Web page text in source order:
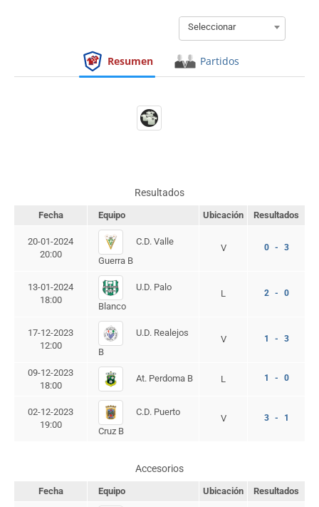
Seleccionar
Resumen Partidos
Resultados
Fecha Equipo Ubicación Resultados
20-01-2024
20:00
C.D. Valle
Guerra B
V 0 - 3
13-01-2024
18:00
U.D. Palo
Blanco
L 2 - 0
17-12-2023
12:00
U.D. Realejos
B
V 1 - 3
09-12-2023
18:00
At. Perdoma B L 1 - 0
02-12-2023
19:00
C.D. Puerto
Cruz B
V 3 - 1
Accesorios
Fecha Equipo Ubicación Resultados